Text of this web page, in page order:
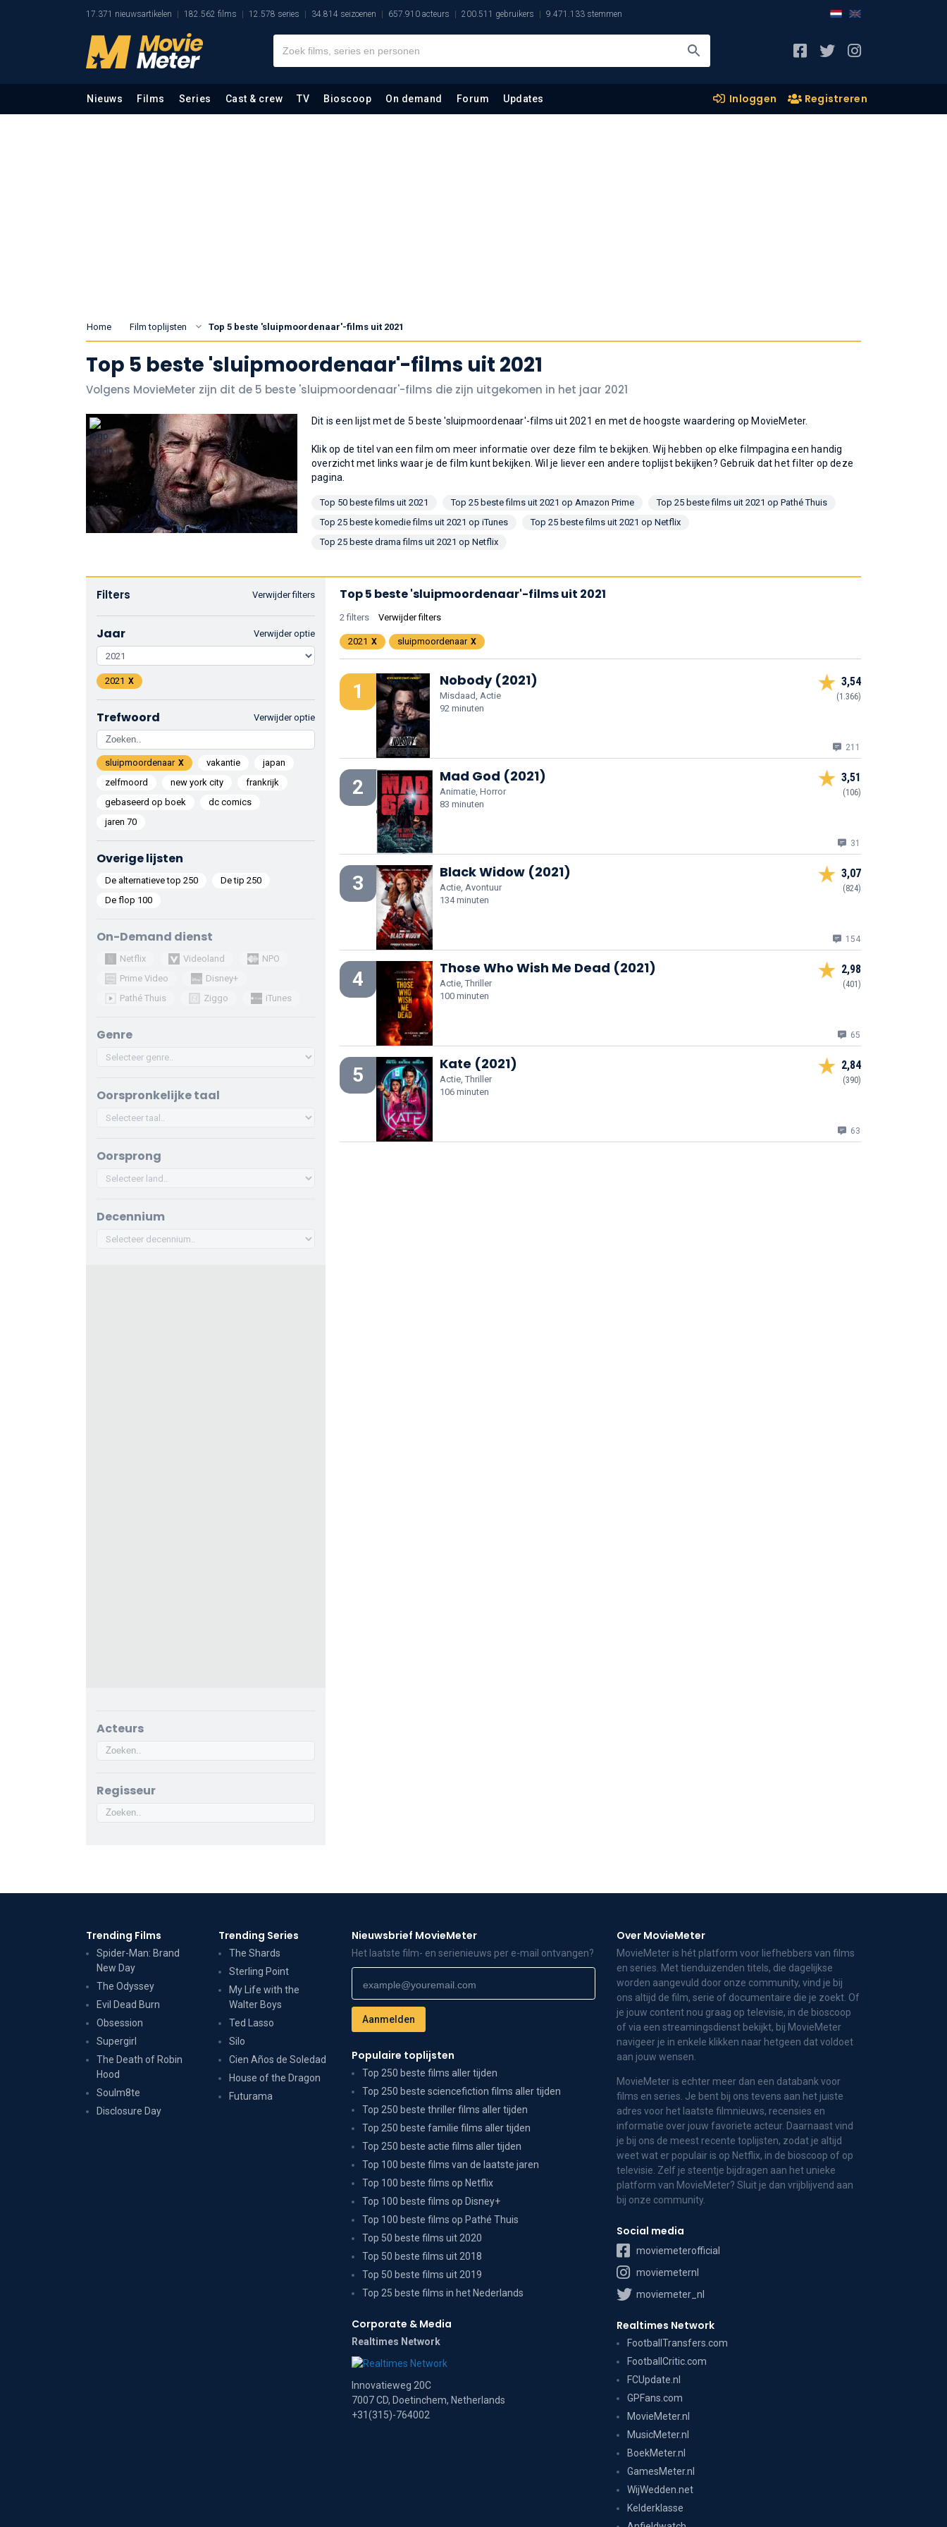
17.371 nieuwsartikelen 182.562 films 12.578 series 34.814 seizoenen 657.910 acteurs 200.511 gebruikers 9.471.133 stemmen
Nieuws Films Series Cast & crew TV Bioscoop On demand Forum Updates Inloggen Registreren
Home Film toplijsten Top 5 beste 'sluipmoordenaar'-films uit 2021
Top 5 beste 'sluipmoordenaar'-films uit 2021
Volgens MovieMeter zijn dit de 5 beste 'sluipmoordenaar'-films die zijn uitgekomen in het jaar 2021
Dit is een lijst met de 5 beste 'sluipmoordenaar'-films uit 2021 en met de hoogste waardering op MovieMeter.
Klik op de titel van een film om meer informatie over deze film te bekijken. Wij hebben op elke filmpagina een handig
overzicht met links waar je de film kunt bekijken. Wil je liever een andere toplijst bekijken? Gebruik dat het filter op deze
pagina.
Top 50 beste films uit 2021 Top 25 beste films uit 2021 op Amazon Prime
Top 25 beste films uit 2021 op Pathé Thuis
Top 25 beste komedie films uit 2021 op iTunes
Top 25 beste films uit 2021 op Netflix
Top 25 beste drama films uit 2021 op Netflix
Verwijder filters
Filters
On-Demand dienst
Netflix Videoland
NPO
Prime Video
Disney+
Pathé Thuis
Ziggo iTunes
Genre
Oorspronkelijke taal
Oorsprong
Verwijder optie
Jaar
2021
Decennium
Verwijder optie
Trefwoord
sluipmoordenaar vakantie
japan
zelfmoord
new york city
frankrijk
gebaseerd op boek
dc comics
jaren 70
Acteurs
Regisseur
Overige lijsten
De alternatieve top 250
De tip 250
De flop 100
Top 5 beste 'sluipmoordenaar'-films uit 2021
2 filters Verwijder filters
2021 sluipmoordenaar
1 Nobody (2021)
Misdaad, Actie
92 minuten
3,54
(1.366)
211
2 Mad God (2021)
Animatie, Horror
83 minuten
3,51
(106)
31
3 Black Widow (2021)
Actie, Avontuur
134 minuten
3,07
(824)
154
4 Those Who Wish Me Dead (2021)
Actie, Thriller
100 minuten
2,98
(401)
65
5 Kate (2021)
Actie, Thriller
106 minuten
2,84
(390)
63
Trending Films
Spider-Man: Brand
New Day
The Odyssey
Evil Dead Burn
Obsession
Supergirl
The Death of Robin
Hood
Soulm8te
Disclosure Day
Trending Series
The Shards
Sterling Point
My Life with the
Walter Boys
Ted Lasso
Silo
Cien Años de Soledad
House of the Dragon
Futurama
Nieuwsbrief MovieMeter
Het laatste film- en serienieuws per e-mail ontvangen?
Populaire toplijsten
Top 250 beste films aller tijden
Top 250 beste sciencefiction films aller tijden
Top 250 beste thriller films aller tijden
Top 250 beste familie films aller tijden
Top 250 beste actie films aller tijden
Top 100 beste films van de laatste jaren
Top 100 beste films op Netflix
Top 100 beste films op Disney+
Top 100 beste films op Pathé Thuis
Top 50 beste films uit 2020
Top 50 beste films uit 2018
Top 50 beste films uit 2019
Top 25 beste films in het Nederlands
Corporate & Media
Realtimes Network
Innovatieweg 20C
7007 CD, Doetinchem, Netherlands
+31(315)-764002
Over MovieMeter
MovieMeter is hét platform voor liefhebbers van films
en series. Met tienduizenden titels, die dagelijkse
worden aangevuld door onze community, vind je bij
ons altijd de film, serie of documentaire die je zoekt. Of
je jouw content nou graag op televisie, in de bioscoop
of via een streamingsdienst bekijkt, bij MovieMeter
navigeer je in enkele klikken naar hetgeen dat voldoet
aan jouw wensen.
MovieMeter is echter meer dan een databank voor
films en series. Je bent bij ons tevens aan het juiste
adres voor het laatste filmnieuws, recensies en
informatie over jouw favoriete acteur. Daarnaast vind
je bij ons de meest recente toplijsten, zodat je altijd
weet wat er populair is op Netflix, in de bioscoop of op
televisie. Zelf je steentje bijdragen aan het unieke
platform van MovieMeter? Sluit je dan vrijblijvend aan
bij onze community.
Social media
moviemeterofficial
moviemeternl
moviemeter_nl
Realtimes Network
FootballTransfers.com
FootballCritic.com
FCUpdate.nl
GPFans.com
MovieMeter.nl
MusicMeter.nl
BoekMeter.nl
GamesMeter.nl
WijWedden.net
Kelderklasse